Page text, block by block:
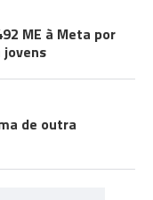
ME à Meta por
jovens
de outra